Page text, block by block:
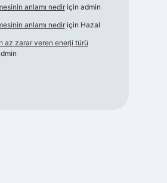
anlamı nediriçin admin
anlamı nediriçin Hazal
az zarar veren enerji türü